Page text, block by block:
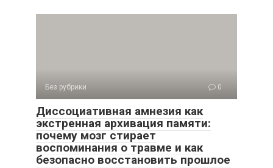
Без рубрики 0
Диссоциативная амнезия как
экстренная архивация памяти:
почему мозг стирает
воспоминания о травме и как
безопасно восстановить прошлое